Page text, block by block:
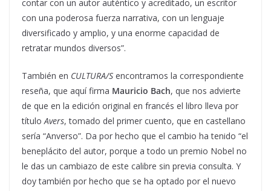
contar con un autor auténtico y acreditado, un escritor
con una poderosa fuerza narrativa, con un lenguaje
diversificado y amplio, y una enorme capacidad de
retratar mundos diversos”.
También en CULTURA/S encontramos la correspondiente
reseña, que aquí firma Mauricio Bach, que nos advierte
de que en la edición original en francés el libro lleva por
títuloAvers, tomado del primer cuento, que en castellano
sería “Anverso”. Da por hecho que el cambio ha tenido “el
beneplácito del autor, porque a todo un premio Nobel no
le das un cambiazo de este calibre sin previa consulta. Y
doy también por hecho que se ha optado por el nuevo